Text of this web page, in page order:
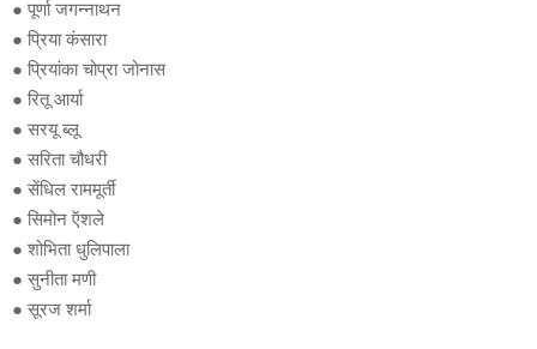
● पूर्णा जगन्नाथन
● प्रिया कंसारा
● प्रियांका चोप्रा जोनास
● रितू आर्या
● सरयू ब्लू
● सरिता चौधरी
● सेंधिल राममूर्ती
● सिमोन ऍशले
● शोभिता धुलिपाला
● सुनीता मणी
● सूरज शर्मा